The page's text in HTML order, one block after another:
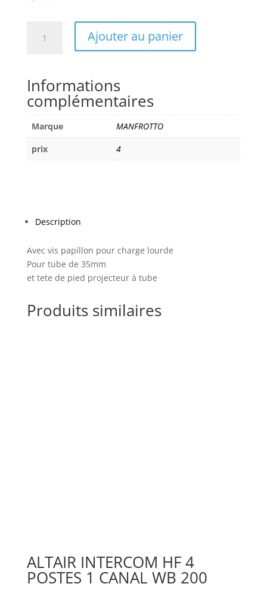
MANFROTTO
DE
TUBE
Ajouter au panier
Informations
complémentaires
Marque
MANFROTTO
prix
4
Description
Avec vis papillon pour charge lourde
Pour tube de 35mm
et tete de pied projecteur à tube
Produits similaires
ALTAIR INTERCOM HF 4
POSTES 1 CANAL WB 200